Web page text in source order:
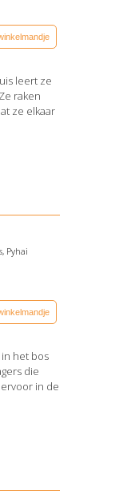
leert ze
raken
ze elkaar
Pyhai
het bos
die
in de